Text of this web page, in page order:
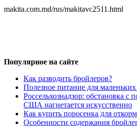
makita.com.md/rus/makitavc2511.html
Популярное на сайте
Как разводить бройлеров?
Полезное питание для маленьких
Россельхознадзор: обстановка с
США нагнетается искусственно
Как купить поросенка для
Особенности содержания